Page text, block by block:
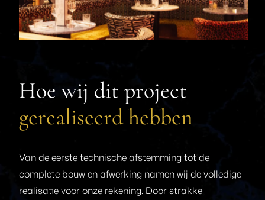
Hoe wij dit project
gerealiseerd hebben
Van de eerste technische afstemming tot de
complete bouw en afwerking namen wij de volledige
realisatie voor onze rekening. Door strakke